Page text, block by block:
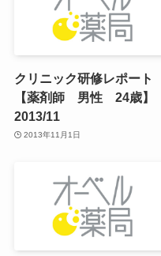
クリニック研修レポート
【薬剤師 男性 24歳】
2013/11
2013年11月1日